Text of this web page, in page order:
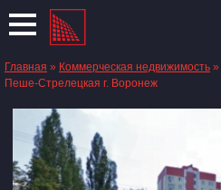
Главная » Коммерческая недвижимость »
Пеше-Стрелецкая г. Воронеж